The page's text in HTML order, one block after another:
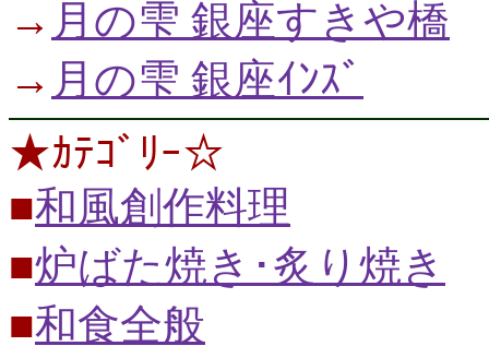
→ 月の雫 銀座すきや橋
→ 月の雫 銀座ｲﾝｽﾞ
★ｶﾃｺﾞﾘｰ☆
■和風創作料理
■炉ばた焼き･炙り焼き
■和食全般